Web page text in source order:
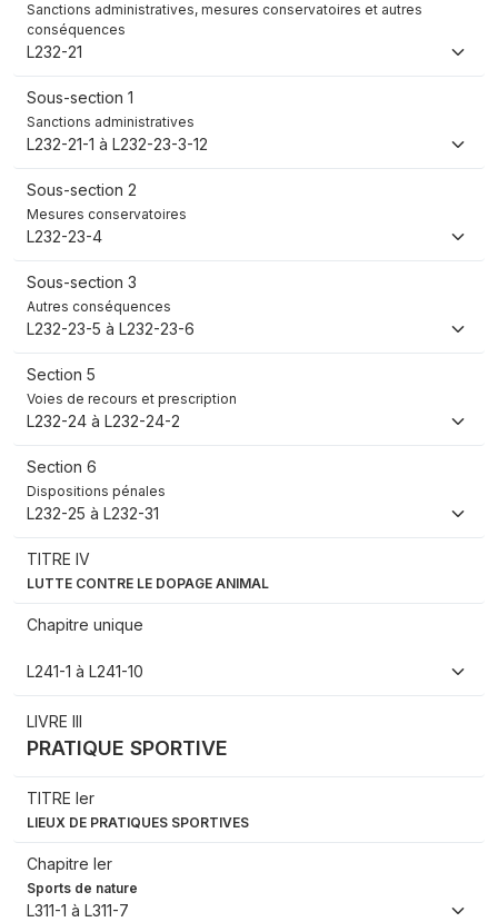
Sanctions administratives, mesures conservatoires et autres
conséquences
L232-21
Sous-section 1
Sanctions administratives
L232-21-1 à L232-23-3-12
Sous-section 2
Mesures conservatoires
L232-23-4
Sous-section 3
Autres conséquences
L232-23-5 à L232-23-6
Section 5
Voies de recours et prescription
L232-24 à L232-24-2
Section 6
Dispositions pénales
L232-25 à L232-31
TITRE IV
LUTTE CONTRE LE DOPAGE ANIMAL
Chapitre unique
L241-1 à L241-10
LIVRE III
PRATIQUE SPORTIVE
TITRE Ier
LIEUX DE PRATIQUES SPORTIVES
Chapitre Ier
Sports de nature
L311-1 à L311-7